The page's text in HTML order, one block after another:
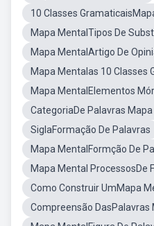
10 Classes
Mapa MentalTipos De
Mapa MentalArtigo De
Mapa Mentalas 10 Classes
Mapa MentalElementos
CategoriaDe Palavras Mapa
SiglaFormação De Palavras
Mapa MentalFormção De
Mapa Mental ProcessosDe
Como Construir UmMapa
Compreensão DasPalavras